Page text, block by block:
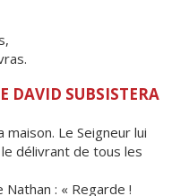
DAVID SUBSISTERA
Le Seigneur lui
délivrant de tous les
: « Regarde !